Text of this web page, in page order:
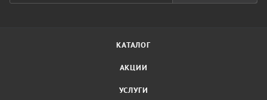
КАТАЛОГ
АКЦИИ
УСЛУГИ